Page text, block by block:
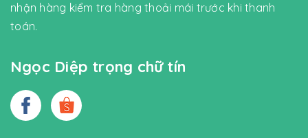
nhận hàng kiểm tra hàng thoải mái trước khi thanh
toán.
Ngọc Diệp trọng chữ tín